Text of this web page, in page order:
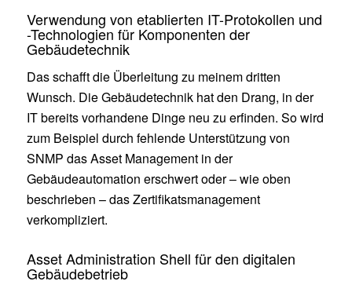
Verwendung von etablierten IT-Protokollen und
-Technologien für Komponenten der
Gebäudetechnik
Das schafft die Überleitung zu meinem dritten
Wunsch. Die Gebäudetechnik hat den Drang, in der
IT bereits vorhandene Dinge neu zu erfinden. So wird
zum Beispiel durch fehlende Unterstützung von
SNMP das Asset Management in der
Gebäudeautomation erschwert oder – wie oben
beschrieben – das Zertifikatsmanagement
verkompliziert.
Asset Administration Shell für den digitalen
Gebäudebetrieb